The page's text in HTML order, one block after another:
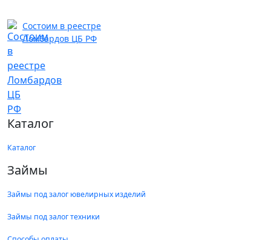
Состоим в реестре
Ломбардов ЦБ РФ
Каталог
Каталог
Займы
Займы под залог ювелирных изделий
Займы под залог техники